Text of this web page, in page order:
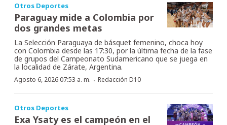
Otros Deportes
Paraguay mide a Colombia por
dos grandes metas
La Selección Paraguaya de básquet femenino, choca hoy
con Colombia desde las 17:30, por la última fecha de la fase
de grupos del Campeonato Sudamericano que se juega en
la localidad de Zárate, Argentina.
Agosto 6, 2026 07:53 a. m. · Redacción D10
Otros Deportes
Exa Ysaty es el campeón en el